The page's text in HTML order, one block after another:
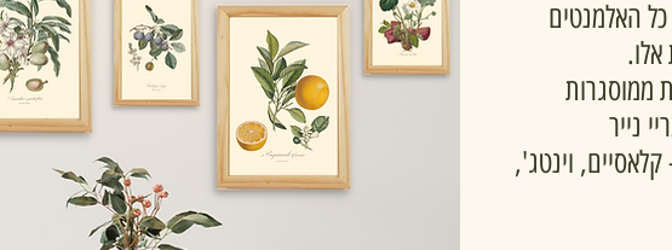
האלמנטים
ממוסגרות
נייר
קלאסיים, וינטג',